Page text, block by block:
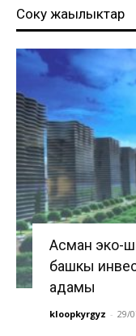
Соңку жаңылыктар
Асман эко-
башкы
адамы
kloopkyrgyz - 29/